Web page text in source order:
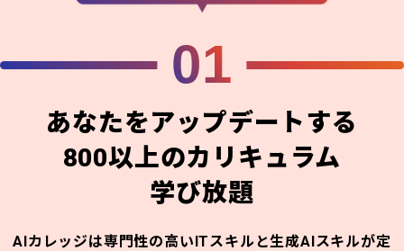
01
あなたをアップデートする
800以上のカリキュラム
学び放題
AIカレッジは専門性の高いITスキルと生成AIスキルが定